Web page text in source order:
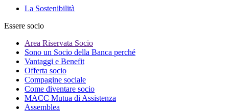
La Sostenibilità
Essere socio
Area Riservata Socio
Sono un Socio della Banca perché
Vantaggi e Benefit
Offerta socio
Compagine sociale
Come diventare socio
MACC Mutua di Assistenza
Assemblea